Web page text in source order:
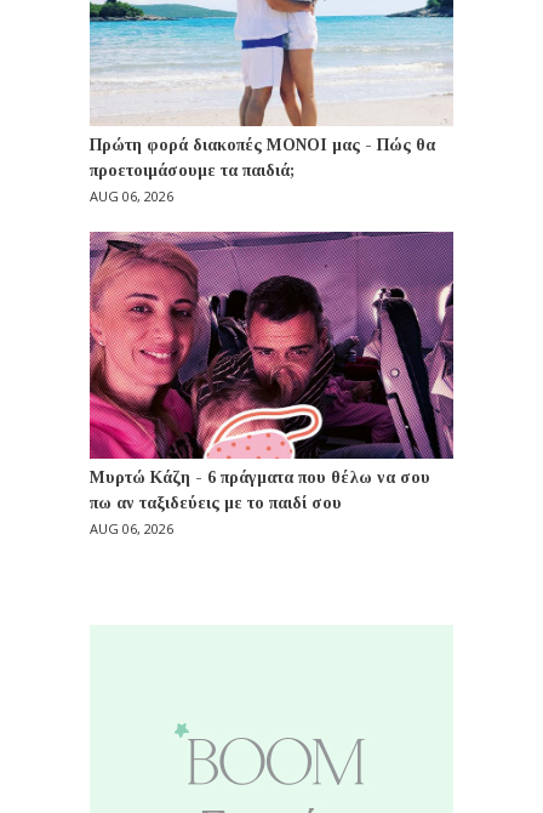
Πρώτη φορά διακοπές ΜΟΝΟΙ μας - Πώς θα
προετοιμάσουμε τα παιδιά;
AUG 06, 2026
Μυρτώ Κάζη - 6 πράγματα που θέλω να σου
πω αν ταξιδεύεις με το παιδί σου
AUG 06, 2026